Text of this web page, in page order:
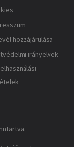
hozzájárulása
irányelvek